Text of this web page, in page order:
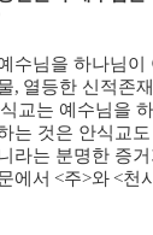
수님을 하나님이
, 열등한 신적존재
교는 예수님을
는 것은 안식교
라는 분명한 증거
에서 <주>와<천